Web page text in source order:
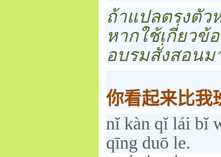
ถ้าแปลตรงตัว
หากใช้เกี่ยวข้
อบรมสั่งสอนม
你看起来比我
nĭ kàn qĭ lái bĭ
qīng duō le.